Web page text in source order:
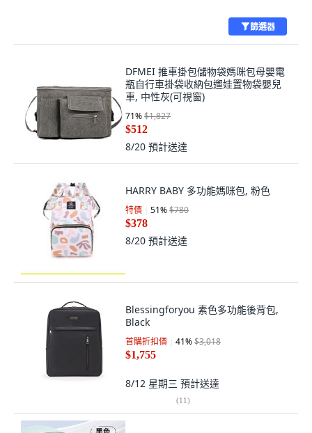
篩選器
DFMEI 推車掛包儲物袋媽咪包母嬰電
瓶自行車掛袋收納包遛娃置物袋嬰兒
車, 中性灰(可視窗)
71%$1,827
$512
8/20 預計送達
HARRY BABY 多功能媽咪包, 粉色
特價 51%$780
$378
8/20 預計送達
Blessingforyou 素色多功能後背包,
Black
首購折扣價 41%$3,018
$1,755
8/12 星期三 預計送達
(11)